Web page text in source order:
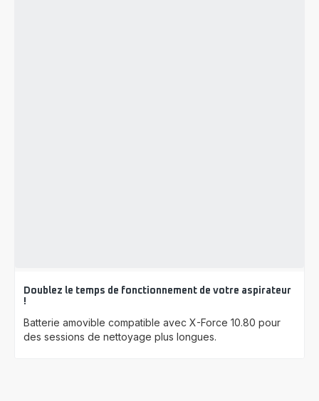
Doublez le temps de fonctionnement de votre aspirateur
!
Batterie amovible compatible avec X-Force 10.80 pour
des sessions de nettoyage plus longues.